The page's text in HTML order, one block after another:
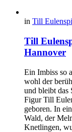
in Till
Till
Hannover
Ein Imbiss so
wohl der
und bleibt das
Figur Till
geboren. In
Wald, der
Knetlingen,